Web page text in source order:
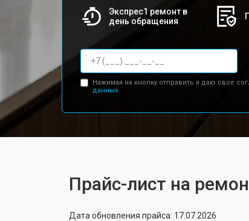
Экспрес1 ремонт в
день обращения
Нажимая на кнопку отправить я даю свое
данных.
Прайс-лист на
Дата обновления прайса: 17.07.2026